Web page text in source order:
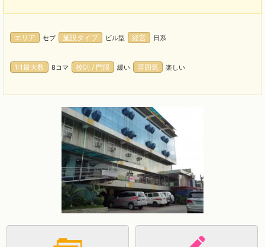
エリア セブ 施設タイプ ビル型 経営 日系
1:1最大数 8コマ 校則 / 門限 緩い 雰囲気 楽しい